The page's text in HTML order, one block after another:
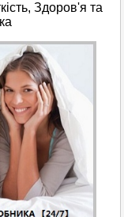
Здоров'я та